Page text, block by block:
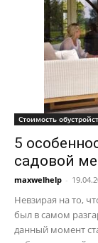
Стоимость
5
садовой
maxwelhelp -
Невзирая на то,
был в самом
данный момент